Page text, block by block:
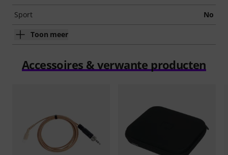
Sport No
Toon meer
Accessoires & verwante producten